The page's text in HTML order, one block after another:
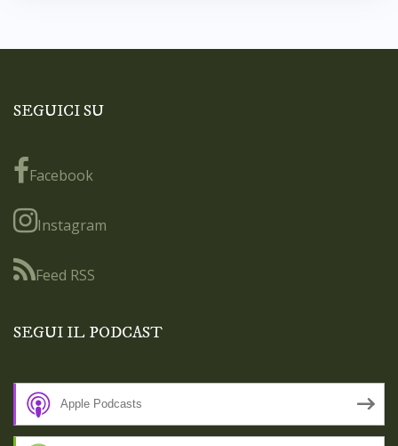
SEGUICI SU
Facebook
Instagram
Feed RSS
SEGUI IL PODCAST
Apple Podcasts